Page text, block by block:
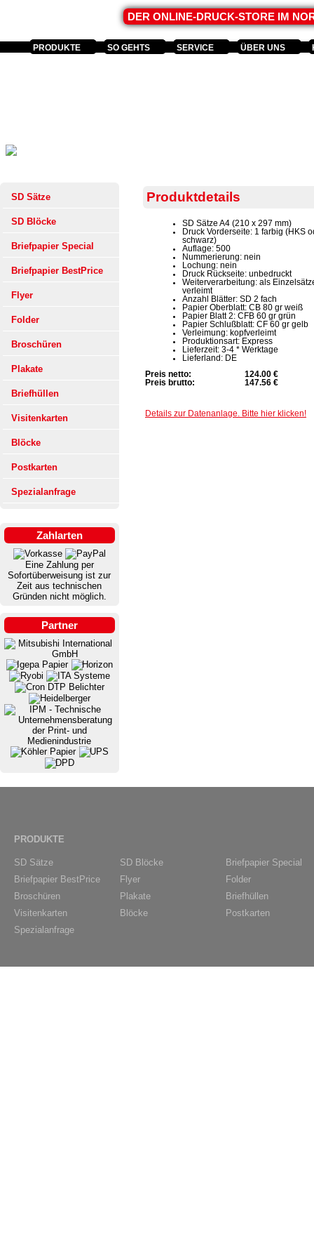
DER ONLINE-DRUCK-STORE IM
PRODUKTE SO GEHTS SERVICE ÜBER UNS
SD Sätze
SD Blöcke
Briefpapier Special
Briefpapier BestPrice
Flyer
Folder
Broschüren
Plakate
Briefhüllen
Visitenkarten
Blöcke
Postkarten
Spezialanfrage
Zahlarten
Eine Zahlung per
Sofortüberweisung ist zur
Zeit aus technischen
Gründen nicht möglich.
Partner
Produktdetails
SD Sätze A4 (210 x 297 mm)
Druck Vorderseite: 1 farbig (HKS
schwarz)
Auflage: 500
Nummerierung: nein
Lochung: nein
Druck Rückseite: unbedruckt
Weiterverarbeitung: als
verleimt
Anzahl Blätter: SD 2 fach
Papier Oberblatt: CB 80 gr weiß
Papier Blatt 2: CFB 60 gr grün
Papier Schlußblatt: CF 60 gr gelb
Verleimung: kopfverleimt
Produktionsart: Express
Lieferzeit: 3-4 * Werktage
Lieferland: DE
Preis netto:
124.00 €
Preis brutto:
147.56 €
Details zur Datenanlage. Bitte hier klicken!
PRODUKTE
SD Sätze SD Blöcke
Briefpapier Special
Briefpapier BestPrice
Flyer
Folder
Broschüren
Plakate
Briefhüllen
Visitenkarten
Blöcke
Postkarten
Spezialanfrage